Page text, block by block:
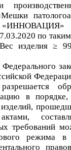
Мешки
по
изделия ≥
Федерального
в порядке,
требований